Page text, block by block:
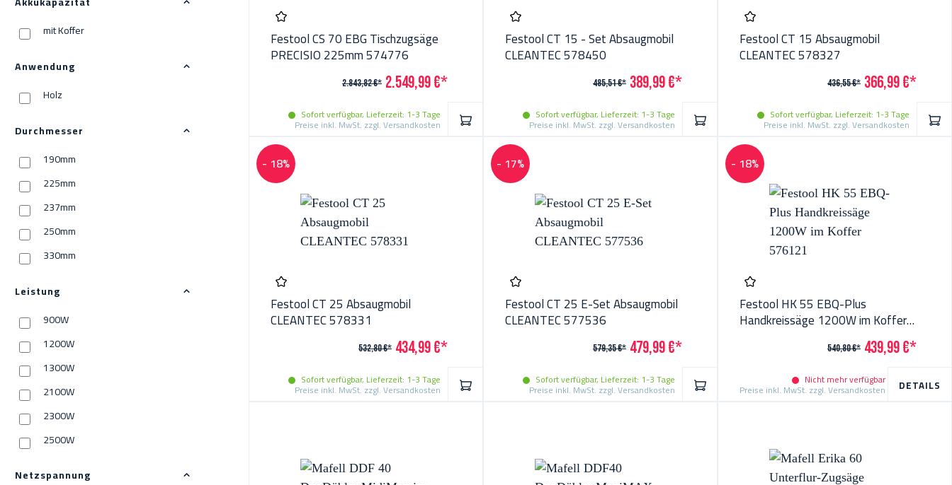
mit Koffer
Anwendung
Holz
Durchmesser
190mm
225mm
237mm
250mm
330mm
Leistung
900W
1200W
1300W
2100W
2300W
2500W
Netzspannung
Festool CS 70 EBG Tischzugsäge
PRECISIO 225mm 574776
2.549,99 €*
2.843,82 €*
Sofort verfügbar, Lieferzeit: 1-3 Tage
Preise inkl. MwSt. zzgl. Versandkosten IN DEN WARENKORB
Festool CT 15 - Set Absaugmobil
CLEANTEC 578450
389,99 €*
485,51 €*
Sofort verfügbar, Lieferzeit: 1-3 Tage
Preise inkl. MwSt. zzgl. Versandkosten IN DEN WARENKORB
Festool CT 15 Absaugmobil
CLEANTEC 578327
366,99 €*
436,55 €*
Sofort verfügbar, Lieferzeit: 1-3 Tage
Preise inkl. MwSt. zzgl. Versandkosten IN
- 18%
Festool CT 25 Absaugmobil
CLEANTEC 578331
434,99 €*
532,80 €*
Sofort verfügbar, Lieferzeit: 1-3 Tage
Preise inkl. MwSt. zzgl. Versandkosten IN DEN WARENKORB
- 17%
Festool CT 25 E-Set Absaugmobil
CLEANTEC 577536
479,99 €*
579,35 €*
Sofort verfügbar, Lieferzeit: 1-3 Tage
Preise inkl. MwSt. zzgl. Versandkosten IN DEN WARENKORB
- 18%
Festool HK 55 EBQ-Plus
Handkreissäge 1200W im Koffer
439,99 €*
540,80 €*
Nicht mehr verfügbar
Preise inkl. MwSt. zzgl. Versandkosten DETAILS